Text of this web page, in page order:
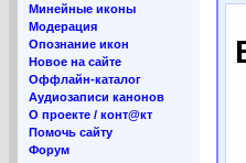
Минейные иконы
Модерация
Опознание икон
Новое на сайте
Оффлайн-каталог
Аудиозаписи канонов
О проекте / конт@кт
Помочь сайту
Форум